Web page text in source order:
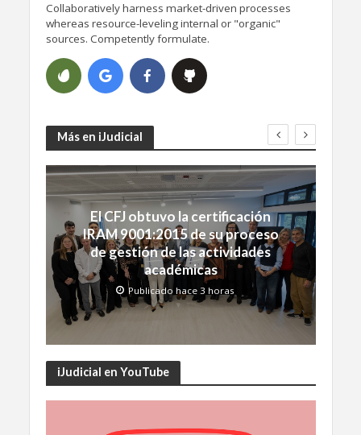
Collaboratively harness market-driven processes
whereas resource-leveling internal or "organic"
sources. Competently formulate.
Más en iJudicial
El CFJ obtuvo la certificación
IRAM 9001:2015 de su proceso
de gestión de las actividades
académicas
Publicado hace 3 horas
iJudicial en YouTube